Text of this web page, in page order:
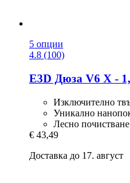
5 опции
4.8 (100)
E3D Дюза V6 X -​
Изключително
Уникално
Лесно почистване
€ 43,49
Доставка до 17. август